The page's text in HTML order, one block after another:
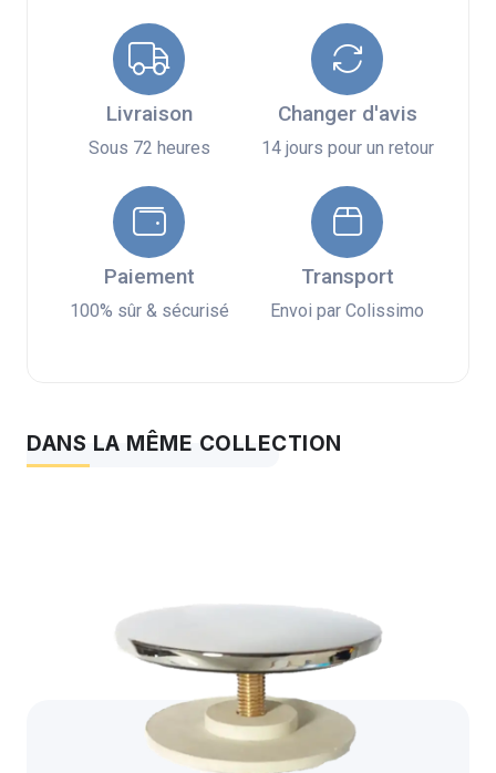
Livraison
Sous 72 heures
Changer d'avis
14 jours pour un retour
Paiement
100% sûr & sécurisé
Transport
Envoi par Colissimo
DANS LA MÊME COLLECTION